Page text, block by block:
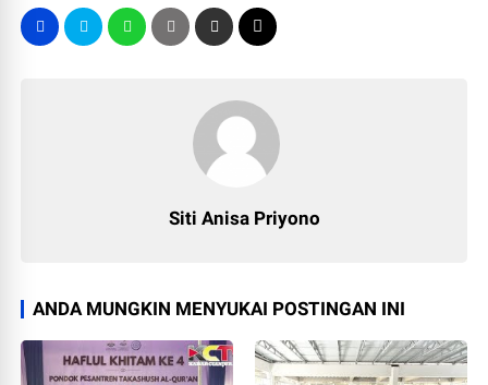
Siti Anisa Priyono
ANDA MUNGKIN MENYUKAI POSTINGAN INI